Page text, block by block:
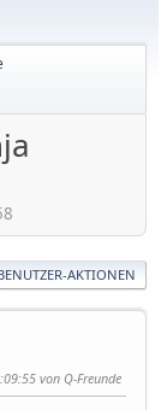
AKTIONEN
von Q-Freunde